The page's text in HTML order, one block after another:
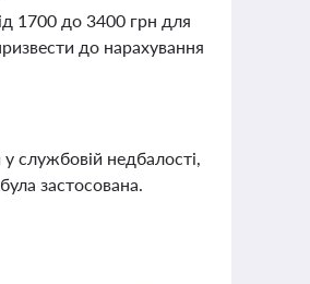
1700 до 3400 грн для
до нарахування
службовій недбалості,
застосована.